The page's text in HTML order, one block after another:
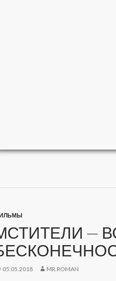
—
05.05.2018 MR.ROMAN